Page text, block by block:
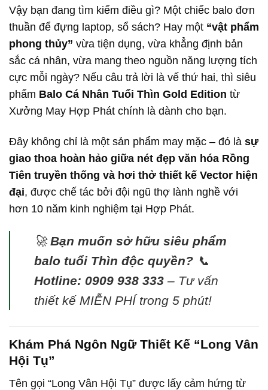
Vậy bạn đang tìm kiếm điều gì? Một chiếc balo đơn
thuần để đựng laptop, sổ sách? Hay một “vật phẩm
phong thủy” vừa tiện dụng, vừa khẳng định bản
sắc cá nhân, vừa mang theo nguồn năng lượng tích
cực mỗi ngày? Nếu câu trả lời là vế thứ hai, thì siêu
phẩm Balo Cá Nhân Tuổi Thìn Gold Edition từ
Xưởng May Hợp Phát chính là dành cho bạn.
Đây không chỉ là một sản phẩm may mặc – đó là sự
giao thoa hoàn hảo giữa nét đẹp văn hóa Rồng
Tiên truyền thống và hơi thở thiết kế Vector hiện
đại, được chế tác bởi đội ngũ thợ lành nghề với
hơn 10 năm kinh nghiệm tại Hợp Phát.
🚀Bạn muốn sở hữu siêu phẩm
balo tuổi Thìn độc quyền?📞
Hotline: 0909 938 333– Tư vấn
thiết kế MIỄN PHÍ trong 5 phút!
Khám Phá Ngôn Ngữ Thiết Kế “Long Vân
Hội Tụ”
Tên gọi “Long Vân Hội Tụ” được lấy cảm hứng từ